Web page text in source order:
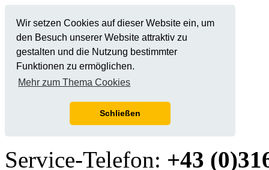
Wir setzen Cookies auf dieser Website ein, um
den Besuch unserer Website attraktiv zu
gestalten und die Nutzung bestimmter
Funktionen zu ermöglichen.
Mehr zum Thema Cookies
Schließen
Service-Telefon: +43